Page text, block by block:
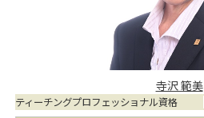
寺沢 範美
ティーチングプロフェッショナル資格